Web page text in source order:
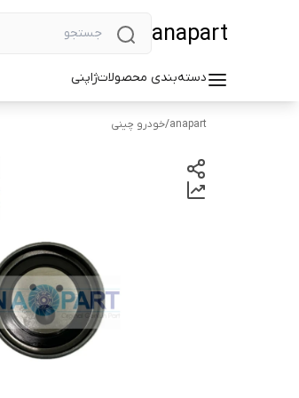
anapart
دسته‌بندی محصولاتژاپنی
anapart
/خودرو چینی